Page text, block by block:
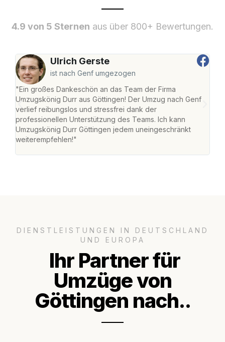
4.9 von 5 Sternen aus über 800+ Bewertungen.
Ulrich Gerste
ist nach Genf umgezogen
"Ein großes Dankeschön an das Team der Firma
Umzugskönig Durr aus Göttingen! Der Umzug nach Genf
verlief reibungslos und stressfrei dank der
professionellen Unterstützung des Teams. Ich kann
Umzugskönig Durr Göttingen jedem uneingeschränkt
weiterempfehlen!"
DIENSTLEISTUNGEN IN DEUTSCHLAND
UND EUROPA
Ihr Partner für
Umzüge von
Göttingen nach..